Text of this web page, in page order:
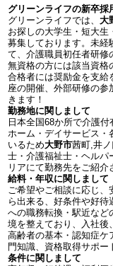
グリーンライフの新卒採
グリーンライフでは、大
お探しの大学生・短大生
募集しております。未経
て、介護職員初任者研修
無資格の方には該当資格
合格者には奨励金を支給
座の開催、外部研修の
きます！
勤務地に関しまして
日本全国68か所で介護
ホーム・デイサービス・
いるため大野市茜町,井
士・介護福祉士・ヘルパ
リアにて勤務先をご紹介
給料・年収に関しまして
ご希望やご相談に応じ
ら出来る、好条件や好
への職務転換・駅近など
境を整えており、入社後
高齢者の基本・認知症ケ
門知識、資格取得サポー
条件に関しまして